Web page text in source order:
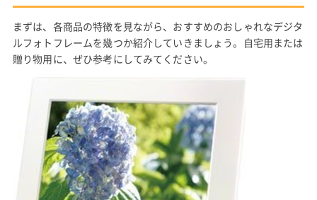
まずは、各商品の特徴を見ながら、おすすめのおしゃれなデジタ
ルフォトフレームを幾つか紹介していきましょう。自宅用または
贈り物用に、ぜひ参考にしてみてください。